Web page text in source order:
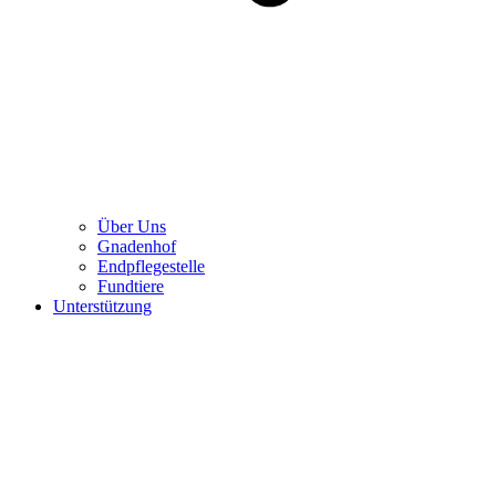
Über Uns
Gnadenhof
Endpflegestelle
Fundtiere
Unterstützung